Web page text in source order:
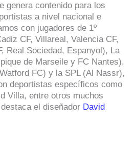
genera contenido para los
a nivel nacional e
con jugadores de 1º
CF, Villareal, Valencia CF,
Real Sociedad, Espanyol), La
de Marseile y FC Nantes),
FC) y la SPL (Al Nassr),
deportistas específicos como
Villa, entre otros muchos
el diseñador David